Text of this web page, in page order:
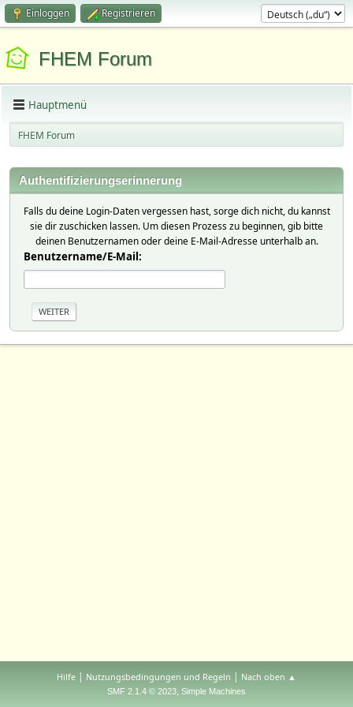
Einloggen Registrieren
FHEM Forum
Hauptmenü
FHEM Forum
Authentifizierungserinnerung
Falls du deine Login-Daten vergessen hast, sorge dich nicht, du kannst
sie dir zuschicken lassen. Um diesen Prozess zu beginnen, gib bitte
deinen Benutzernamen oder deine E-Mail-Adresse unterhalb an.
Benutzername/E-Mail:
Hilfe | Nutzungsbedingungen und Regeln | Nach oben ▲
SMF 2.1.4 © 2023, Simple Machines